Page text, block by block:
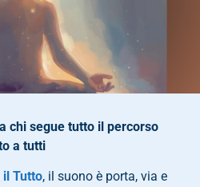
chi segue tutto il percorso
a tutti
il Tutto, il suono è porta, via e